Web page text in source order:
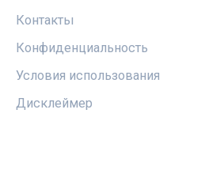
Контакты
Конфиденциальность
Условия использования
Дисклеймер